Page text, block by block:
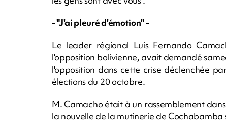
- "J'ai pleuré d'émotion" -
Le leader régional Luis Fernando
l'opposition bolivienne, avait demandé
l'opposition dans cette crise déclenchée
élections du 20 octobre.
M. Camacho était à un rassemblement
la nouvelle de la mutinerie de Cochabamba